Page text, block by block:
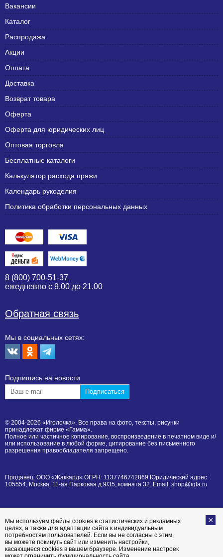
Вакансии
Каталог
Распродажа
Акции
Оплата
Доставка
Возврат товара
Оферта
Оферта для юридических лиц
Оптовая торговля
Бесплатные каталоги
Калькулятор расхода пряжи
Календарь рукоделия
Политика обработки персональных данных
8 (800) 700-51-37
ежедневно с 9.00 до 21.00
Обратная связь
Мы в социальных сетях:
Подпишиcь на новости
© 2004-2026 «Иголочка». Все права на фото, тексты, рисунки
принадлежат фирме «Гамма».
Полное или частичное копирование, воспроизведение в печатном виде и/
или использование в любой форме, цитирование без письменного
разрешения правообладателя запрещено.
Продавец: ООО «Жаккард» ОГРН: 1137746742869 Юридический адрес:
105554, Москва, 11-ая Парковая д.9/35, комната 32. Email: shop@igla.ru
Мы используем файлы cookies в статистических и рекламных
целях, а также для адаптации сайта к индивидуальным
потребностям пользователей. Если вы не согласны с этим,
вы можете покинуть сайт или изменить настройки,
касающиеся cookies в вашем браузере. Изменение настроек